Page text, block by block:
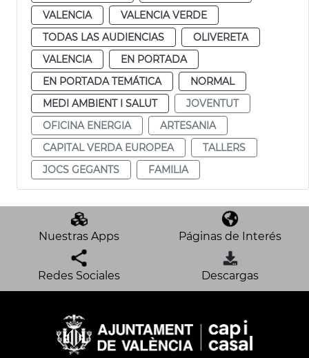
VALENCIA
VALENCIA VERDE
TODAS LAS AUDIENCIAS
OLIVERETA
VALENCIA
EN PORTADA
EN PORTADA TEMÁTICA
NORMAL
MEDI AMBIENT I SALUT
JOVENTUT
OFICINA ENERGIA
ARTESANIA
CAPITAL VERDA EUROPEA
TALLERS
JOCS GEGANTS
FAMILIA
Nuestras Apps Páginas de Interés
Redes Sociales Descargas